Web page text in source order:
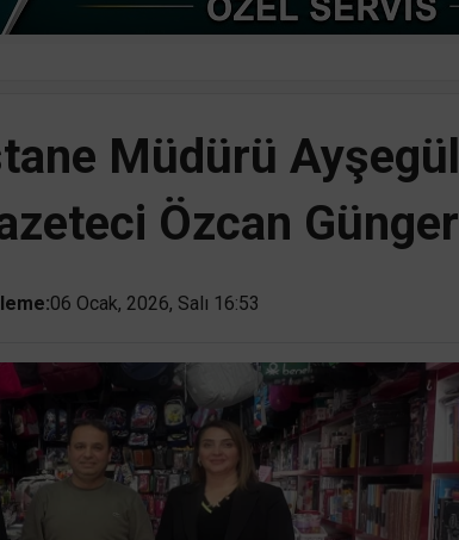
Müdürü
Özcan
06 Ocak, 2026, Salı 16:53